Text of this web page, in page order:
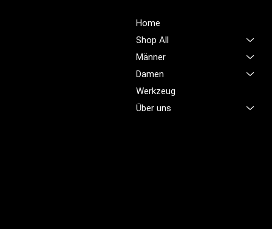
Home
Shop All
Männer
Damen
Werkzeug
Über uns